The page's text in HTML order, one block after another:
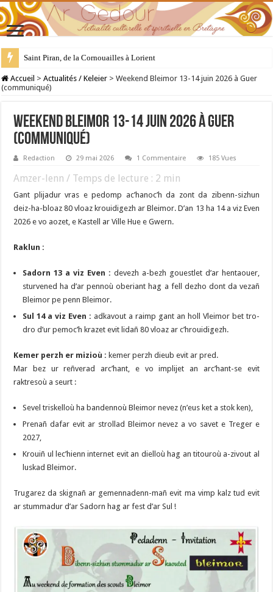
28 juillet : Saint Samson de Dol, père de la Bretagne chrétienne
Accueil > Actualités / Keleier > Weekend Bleimor 13-14 juin 2026 à Guer
(communiqué)
Weekend Bleimor 13-14 juin 2026 à Guer
(communiqué)
Redaction 29 mai 2026 1 Commentaire 185 Vues
Amzer-lenn / Temps de lecture : 2 min
Gant plijadur vras e pedomp ac’hanoc’h da zont da zibenn-sizhun
deiz-ha-bloaz 80 vloaz krouidigezh ar Bleimor. D’an 13 ha 14 a viz Even
2026 e vo aozet, e Kastell ar Ville Hue e Gwern.
Raklun :
Sadorn 13 a viz Even : devezh a-bezh gouestlet d’ar hentaouer,
sturvened ha d’ar pennoù oberiant hag a fell dezho dont da vezañ
Bleimor pe penn Bleimor.
Sul 14 a viz Even : adkavout a raimp gant an holl Vleimor bet tro-
dro d’ur pemoc’h krazet evit lidañ 80 vloaz ar c’hrouidigezh.
Kemer perzh er mizioù : kemer perzh dieub evit ar pred.
Mar bez ur reñverad arc’hant, e vo implijet an arc’hant-se evit
raktresoù a seurt :
Sevel triskelloù ha bandennoù Bleimor nevez (n’eus ket a stok ken),
Prenañ dafar evit ar strollad Bleimor nevez a vo savet e Treger e
2027,
Krouiñ ul lec’hienn internet evit an dielloù hag an titouroù a-zivout al
luskad Bleimor.
Trugarez da skignañ ar gemennadenn-mañ evit ma vimp kalz tud evit
ar stummadur d’ar Sadorn hag ar fest d’ar Sul !